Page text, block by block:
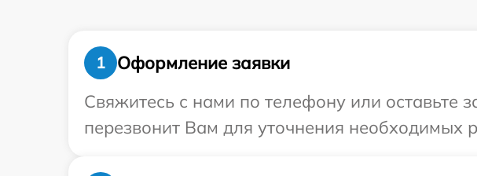
1
Оформление заявки
Свяжитесь с нами по телефону или оставьте
перезвонит Вам для уточнения необходимых